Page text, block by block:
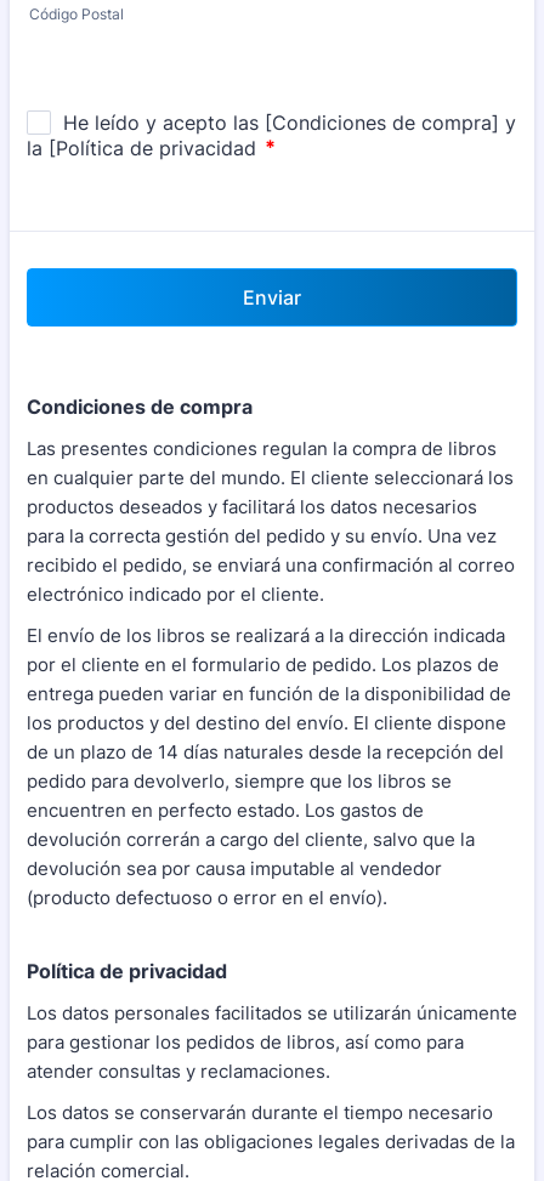
Código Postal
Enviar
Condiciones de compra
Las presentes condiciones regulan la compra de libros
en cualquier parte del mundo. El cliente seleccionará los
productos deseados y facilitará los datos necesarios
para la correcta gestión del pedido y su envío. Una vez
recibido el pedido, se enviará una confirmación al correo
electrónico indicado por el cliente.
El envío de los libros se realizará a la dirección indicada
por el cliente en el formulario de pedido. Los plazos de
entrega pueden variar en función de la disponibilidad de
los productos y del destino del envío. El cliente dispone
de un plazo de 14 días naturales desde la recepción del
pedido para devolverlo, siempre que los libros se
encuentren en perfecto estado. Los gastos de
devolución correrán a cargo del cliente, salvo que la
devolución sea por causa imputable al vendedor
(producto defectuoso o error en el envío).
Política de privacidad
Los datos personales facilitados se utilizarán únicamente
para gestionar los pedidos de libros, así como para
atender consultas y reclamaciones.
Los datos se conservarán durante el tiempo necesario
para cumplir con las obligaciones legales derivadas de la
relación comercial.